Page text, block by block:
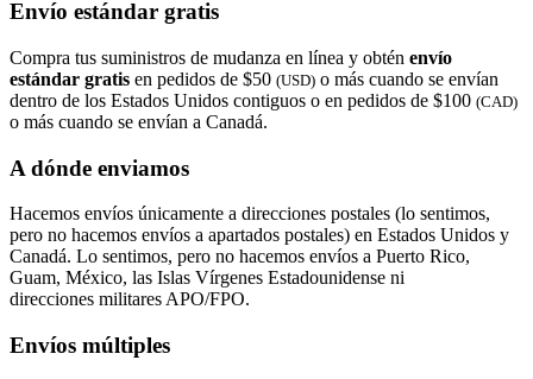
Envío estándar gratis
Compra tus suministros de mudanza en línea y obtén envío
estándar gratis en pedidos de $50 (USD) o más cuando se envían
dentro de los Estados Unidos contiguos o en pedidos de $100 (CAD)
o más cuando se envían a Canadá.
A dónde enviamos
Hacemos envíos únicamente a direcciones postales (lo sentimos,
pero no hacemos envíos a apartados postales) en Estados Unidos y
Canadá. Lo sentimos, pero no hacemos envíos a Puerto Rico,
Guam, México, las Islas Vírgenes Estadounidense ni
direcciones militares APO/FPO.
Envíos múltiples